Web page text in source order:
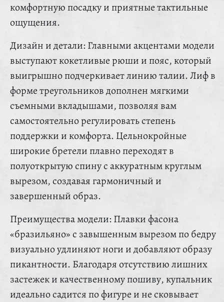
комфортную посадку и приятные тактильные
ощущения.
Дизайн и детали: Главными акцентами модели
выступают кокетливые рюши и пояс, который
выигрышно подчеркивает линию талии. Лиф в
форме треугольников дополнен мягкими
съемными вкладышами, позволяя вам
самостоятельно регулировать степень
поддержки и комфорта. Цельнокройные
широкие бретели плавно переходят в
полуоткрытую спину с аккуратным круглым
вырезом, создавая гармоничный и
завершенный образ.
Преимущества модели: Плавки фасона
«бразильяно» с завышенным вырезом по бедру
визуально удлиняют ноги и добавляют образу
пикантности. Благодаря отсутствию лишних
застежек и качественному пошиву, купальник
идеально садится по фигуре и не сковывает